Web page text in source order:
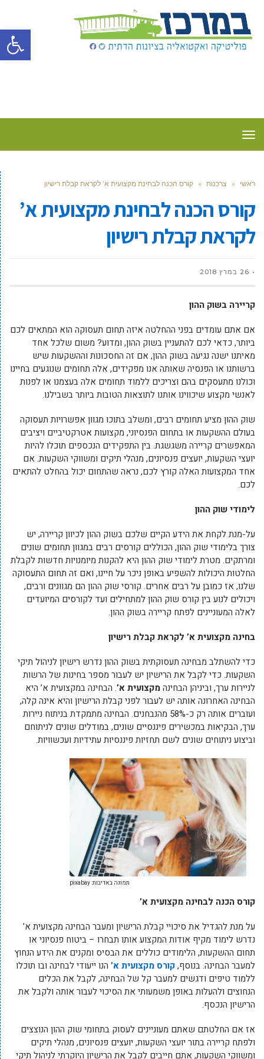
פתח
תפריט
ראשי » צרכנות » קורס הכנה לבחינת מקצועית א’ לקראת קבלת רישיון
קורס הכנה לבחינת מקצועית א’
לקראת קבלת רישיון
26 במרץ 2018
קריירה בשוק ההון
אם אתם עומדים בפני ההחלטה איזה תחום תעסוקה הוא המתאים לכם
ביותר, כדאי לכם להתעניין בשוק ההון, ומדוע? משום שלכל אחד
מאיתנו ישנה נגיעה בשוק ההון, אם זה החסכונות וההשקעות שיש
ברשותנו או הפנסיה שאותה אנו מפקידים, אלה תחומים שנוגעים בחיינו
וכולנו מתעסקים בהם וצריכים ללמוד תחומים אלה בעצמנו או לפנות
לאנשי מקצוע שיכווינו אותנו לתוצאות הטובות ביותר בשבילנו.
שוק ההון מציע תחומים רבים, ומשלב בתוכו מגוון אפשרויות תעסוקה
בעולם ההשקעות או בתחום הפנסיוני, מקצועות אטרקטיביים ויציבים
המאפשרים קריירה משגשגת. בין התפקידים הנכספים תוכלו להיות
יועצי השקעות, יועצים פנסיונים, מנהלי תיקים ומשווקי השקעות. אם
אחד המקצועות האלה קורץ לכם, נראה שהתחום יכול בהחלט להתאים
לכם.
לימודי שוק ההון
על-מנת לקחת את הידע הקיים שלכם בשוק ההון לכיוון קריירה, יש
צורך בלימודי שוק ההון, הכוללים קורסים רבים במגוון תחומים שונים
ומרתקים. מטרת לימודי שוק ההון היא להקנות מיומנויות חדשות לקבלת
החלטות היכולות להשפיע באופן ניכר על חיינו, ואם זה תחום התעסוקה
שלנו, אז כמובן על רבים אחרים. קורסי שוק ההון הם מגוונים ורבים,
ויכולים לנוע בין קורס שוק ההון למתחילים ועד לקורסים המיועדים
לאלה המעוניינים לפתח קריירה בשוק ההון.
בחינה מקצועית א’ לקראת קבלת רישיון
כדי להשתלב מבחינה תעסוקתית בשוק ההון נדרש רישיון לניהול תיקי
השקעות. כדי לקבל את הרישיון יש לעבור מספר בחינות של הרשות
לניירות ערך, וביניהן הבחינהמקצועית א’. הבחינה במקצועית א’ היא
הבחינה האחרונה אותה יש לעבור לפני קבלת הרישיון והיא אינה קלה,
ועוברים אותה רק כ-58% מהנבחנים. הבחינה מתמקדת בניתוח ניירות
ערך, הבקיאות במכשירים פיננסיים שונים, במודלים שונים לניתוחם
וביצוע ניתוחים שונים לשם תחזיות פיננסיות עתידיות ועכשוויות.
תמונה באדיבות: pixabay
קורס הכנה לבחינה מקצועית א’
על מנת להגדיל את סיכויי קבלת הרישיון ומעבר הבחינה מקצועית א’
נדרש לימוד מקיף אודות המקצוע אותו תבחרו – ביטוח פנסיוני או
תחום ההשקעות, הלימודים כוללים את הבסיס ומקנים את הידע הנחוץ
למעבר הבחינה. בנוסף,קורס מקצועית א’ הנו ייעודי לבחינה ובו תוכלו
ללמוד טיפים ודגשים למעבר קל של הבחינה, לקבל את הכלים
הנחוצים ולהעלות באופן משמעותי את הסיכוי לעבור אותה ולקבל את
הרישיון הנכסף.
אז אם החלטתם שאתם מעוניינים לעסוק בתחומי שוק ההון הנוצצים
ולפתח קריירה בתור יועצי השקעות, יועצים פנסיונים, מנהלי תיקים
ומשווקי השקעות, אתם חייבים לקבל את הרישיון היוקרתי לניהול תיקי